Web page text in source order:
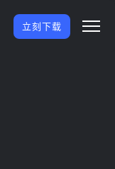
立刻下载